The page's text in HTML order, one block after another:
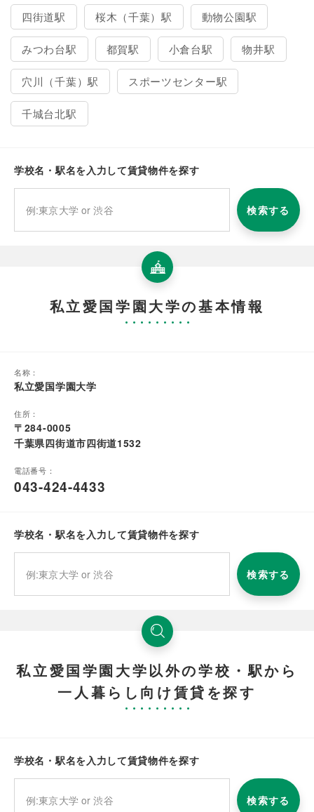
四街道駅 桜木（千葉）駅 動物公園駅
みつわ台駅 都賀駅 小倉台駅 物井駅
穴川（千葉）駅 スポーツセンター駅
千城台北駅
学校名・駅名を入力して賃貸物件を探す
検索する
私立愛国学園大学の基本情報
名称：
私立愛国学園大学
住所：
〒284-0005
千葉県四街道市四街道1532
電話番号：
043-424-4433
学校名・駅名を入力して賃貸物件を探す
検索する
私立愛国学園大学以外の学校・駅から
一人暮らし向け賃貸を探す
学校名・駅名を入力して賃貸物件を探す
検索する